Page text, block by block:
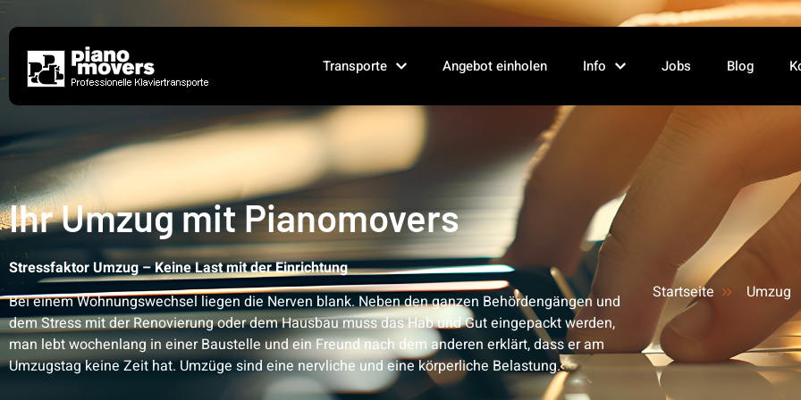
Transporte Angebot einholen Info Jobs Blog
Ihr Umzug mit Pianomovers
Stressfaktor Umzug – Keine Last mit der Einrichtung
Bei einem Wohnungswechsel liegen die Nerven blank. Neben den ganzen Behördengängen und
dem Stress mit der Renovierung oder dem Hausbau muss das Hab und Gut eingepackt werden,
man lebt wochenlang in einer Baustelle und ein Freund nach dem anderen erklärt, dass er am
Umzugstag keine Zeit hat. Umzüge sind eine nervliche und eine körperliche Belastung.
Startseite Umzug